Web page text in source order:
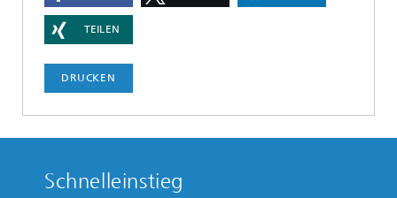
TEILEN
DRUCKEN
Schnelleinstieg